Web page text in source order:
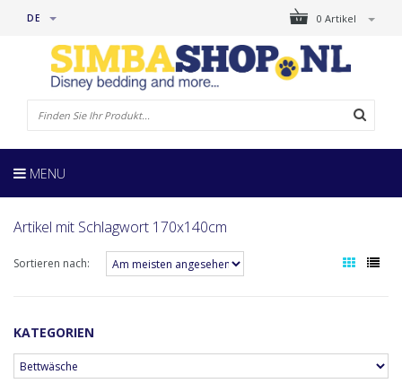
0 Artikel
DE
MENU
Artikel mit Schlagwort 170x140cm
Sortieren nach:
KATEGORIEN